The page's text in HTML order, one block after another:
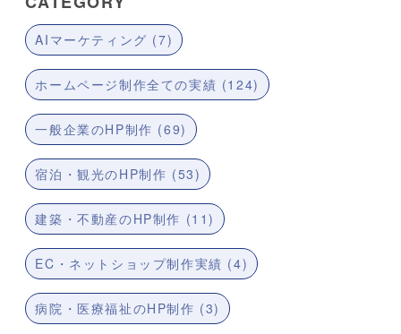
AIマーケティング (7)
ホームページ制作全ての実績 (124)
一般企業のHP制作 (69)
宿泊・観光のHP制作 (53)
建築・不動産のHP制作 (11)
EC・ネットショップ制作実績 (4)
病院・医療福祉のHP制作 (3)